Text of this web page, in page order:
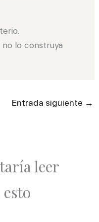
lo construya
Entrada siguiente →
leer